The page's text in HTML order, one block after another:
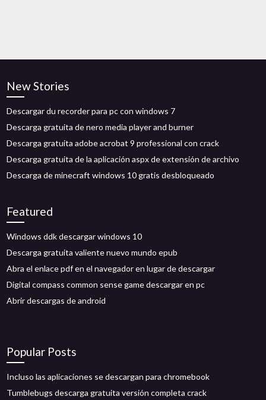
New Stories
Descargar du recorder para pc con windows 7
Descarga gratuita de nero media player and burner
Descarga gratuita adobe acrobat 9 professional con crack
Descarga gratuita de la aplicación aspx de extensión de archivo
Descarga de minecraft windows 10 gratis desbloqueado
Featured
Windows ddk descargar windows 10
Descarga gratuita valiente nuevo mundo epub
Abra el enlace pdf en el navegador en lugar de descargar
Digital compass common sense game descargar en pc
Abrir descargas de android
Popular Posts
Incluso las aplicaciones se descargan para chromebook
Tumblebugs descarga gratuita versión completa crack